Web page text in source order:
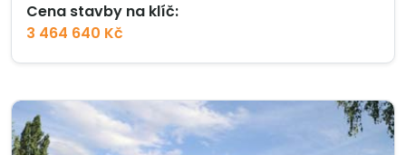
Cena stavby na klíč:
3 464 640 Kč